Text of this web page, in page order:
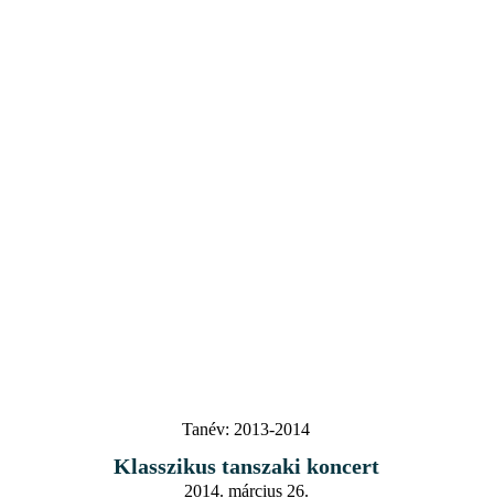
Tanév: 2013-2014
Klasszikus tanszaki koncert
2014. március 26.